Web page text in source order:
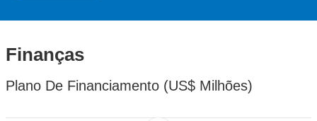
Finanças
Plano De Financiamento (US$ Milhões)